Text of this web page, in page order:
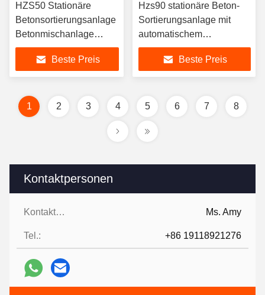
Kontaktpersonen
Kontaktpersonen: Ms. Amy
Tel.: +86 19118921276
HZS50 Stationäre
Betonsortierungsanlage
Betonmischanlage
Hersteller
Beste Preis
Hzs90 stationäre Beton-
Sortierungsanlage mit
automatischem
Steuerungssystem und 50-
200 Tonnen Zement-Silo
Beste Preis
1 2 3 4 5 6 7 8